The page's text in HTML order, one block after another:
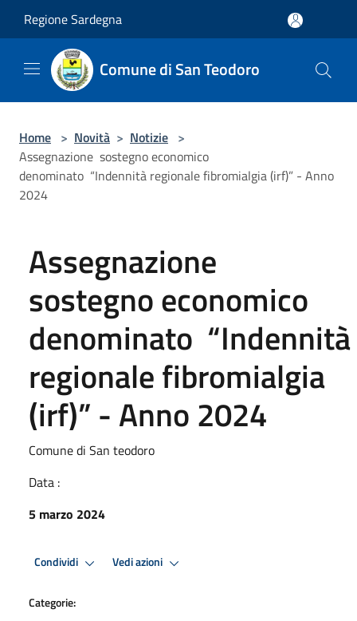
Regione Sardegna
Comune di San Teodoro
Home > Novità > Notizie >
Assegnazione sostegno economico
denominato “Indennità regionale fibromialgia (irf)” - Anno
2024
Assegnazione
sostegno economico
denominato “Indennità
regionale fibromialgia
(irf)” - Anno 2024
Comune di San teodoro
Data :
5 marzo 2024
Condividi Vedi azioni
Categorie: